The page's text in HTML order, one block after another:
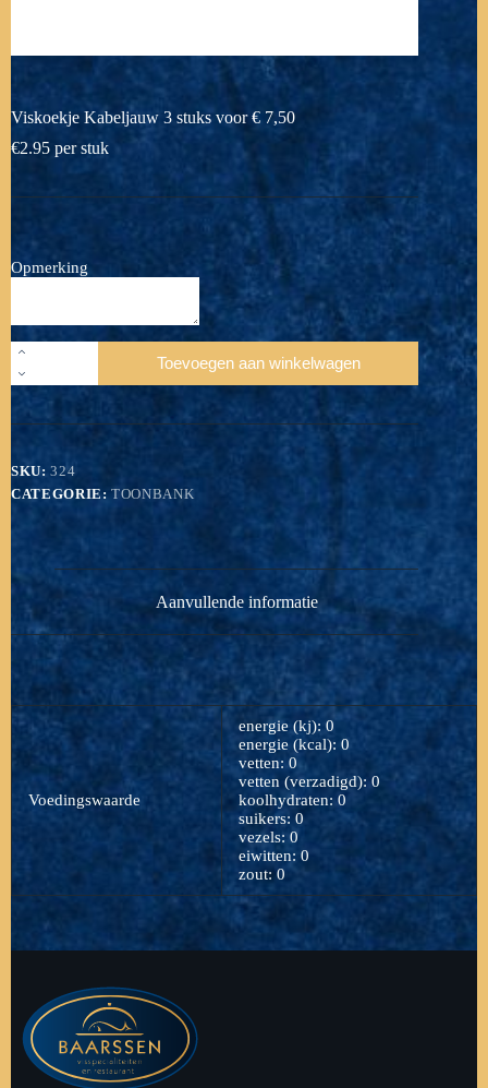
Viskoekje Kabeljauw 3 stuks voor € 7,50
€2.95 per stuk
Opmerking
Viskoekje
3
voor
aantal
Toevoegen aan winkelwagen
SKU:324
CATEGORIE:TOONBANK
Aanvullende informatie
Voedingswaarde
energie (kj): 0
energie (kcal): 0
vetten: 0
vetten (verzadigd): 0
koolhydraten: 0
suikers: 0
vezels: 0
eiwitten: 0
zout: 0